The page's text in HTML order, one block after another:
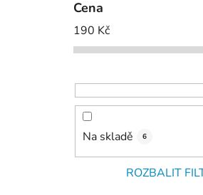
Cena
190 Kč
Na skladě 6
ROZBALIT